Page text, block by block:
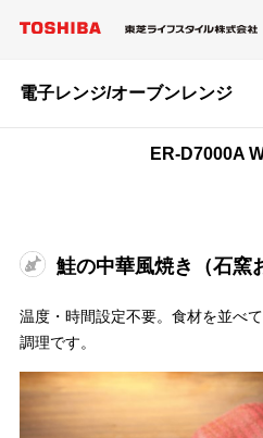
電子レンジ/オーブンレンジ
ER-D7000A
鮭の中華風焼き（石窯
温度・時間設定不要。食材を並べ
調理です。